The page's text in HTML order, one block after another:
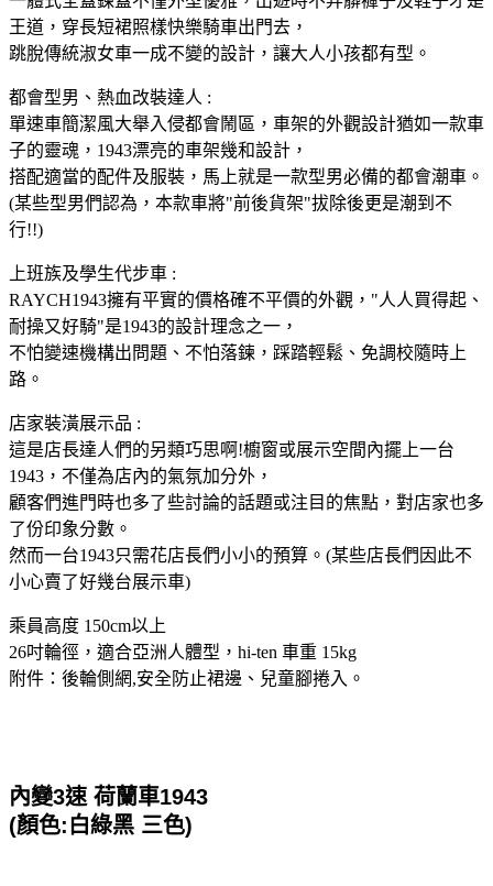
王道，穿長短裙照樣快樂騎車出門去，
跳脫傳統淑女車一成不變的設計，讓大人小孩都有型。
都會型男、熱血改裝達人 :
單速車簡潔風大舉入侵都會鬧區，車架的外觀設計猶如一款車
子的靈魂，1943漂亮的車架幾和設計，
搭配適當的配件及服裝，馬上就是一款型男必備的都會潮車。
(某些型男們認為，本款車將"前後貨架"拔除後更是潮到不
行!!)
上班族及學生代步車 :
RAYCH1943擁有平實的價格確不平價的外觀，"人人買得起、
耐操又好騎"是1943的設計理念之一，
不怕變速機構出問題、不怕落鍊，踩踏輕鬆、免調校隨時上
路。
店家裝潢展示品 :
這是店長達人們的另類巧思啊!櫥窗或展示空間內擺上一台
1943，不僅為店內的氣氛加分外，
顧客們進門時也多了些討論的話題或注目的焦點，對店家也多
了份印象分數。
然而一台1943只需花店長們小小的預算。(某些店長們因此不
小心賣了好幾台展示車)
乘員高度 150cm以上
26吋輪徑，適合亞洲人體型，hi-ten 車重 15kg
附件：後輪側網,安全防止裙邊、兒童腳捲入。
內變3速 荷蘭車1943
(顏色:白綠黑 三色)